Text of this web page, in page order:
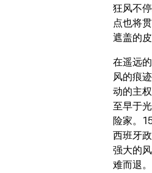
狂风不
点也将
遮盖的
在遥远
风的痕
动的主
至早于
险家。
西班牙
强大的
难而退。